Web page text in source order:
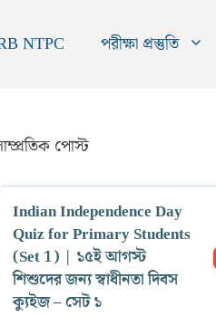
NTPC পরীক্ষা প্রস্তুতি
পোস্ট
Indian Independence Day
Quiz for Primary Students
(Set 1) | ১৫ই আগস্ট
শিশুদের জন্য স্বাধীনতা দিবস
ক্যুইজ – সেট ১